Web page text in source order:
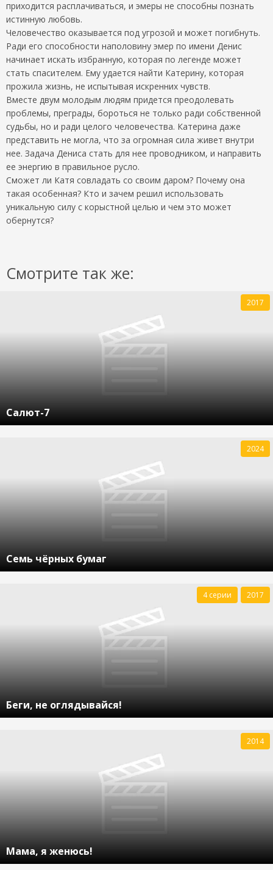
приходится расплачиваться, и эмеры не способны познать
истинную любовь.
Человечество оказывается под угрозой и может погибнуть.
Ради его способности наполовину эмер по имени Денис
начинает искать избранную, которая по легенде может
стать спасителем. Ему удается найти Катерину, которая
прожила жизнь, не испытывая искренних чувств.
Вместе двум молодым людям придется преодолевать
проблемы, преграды, бороться не только ради собственной
судьбы, но и ради целого человечества. Катерина даже
представить не могла, что за огромная сила живет внутри
нее. Задача Дениса стать для нее проводником, и направить
ее энергию в правильное русло.
Сможет ли Катя совладать со своим даром? Почему она
такая особенная? Кто и зачем решил использовать
уникальную силу с корыстной целью и чем это может
обернутся?
Смотрите так же:
Салют-7
2017
Семь чёрных бумаг
2024
Беги, не оглядывайся!
4 серии 2017
Мама, я женюсь!
2014